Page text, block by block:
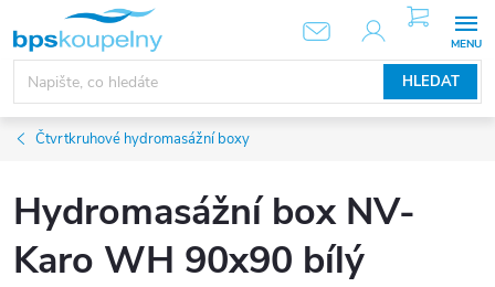
obsah
HLEDAT
NÁKUPNÍ
KOŠÍK
Čtvrtkruhové hydromasážní boxy
Hydromasážní box NV-
Karo WH 90x90 bílý